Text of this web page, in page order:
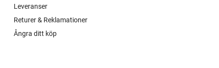
Leveranser
Returer & Reklamationer
Ångra ditt köp